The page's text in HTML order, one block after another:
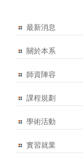
最新消息
關於本系
師資陣容
課程規劃
學術活動
實習就業